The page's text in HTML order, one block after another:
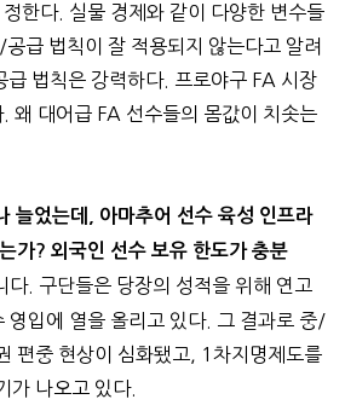
한다. 실물 경제와 같이 다양한 변수들
급 법칙이 잘 적용되지 않는다고 알려
법칙은 강력하다. 프로야구 FA 시장
왜 대어급 FA 선수들의 몸값이 치솟는
늘었는데, 아마추어 선수 육성 인프라
가? 외국인 선수 보유 한도가 충분
다. 구단들은 당장의 성적을 위해 연고
영입에 열을 올리고 있다. 그 결과로 중/
편중 현상이 심화됐고, 1차지명제도를
가 나오고 있다.